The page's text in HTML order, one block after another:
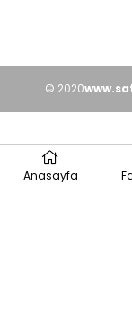
© 2020
Anasayfa